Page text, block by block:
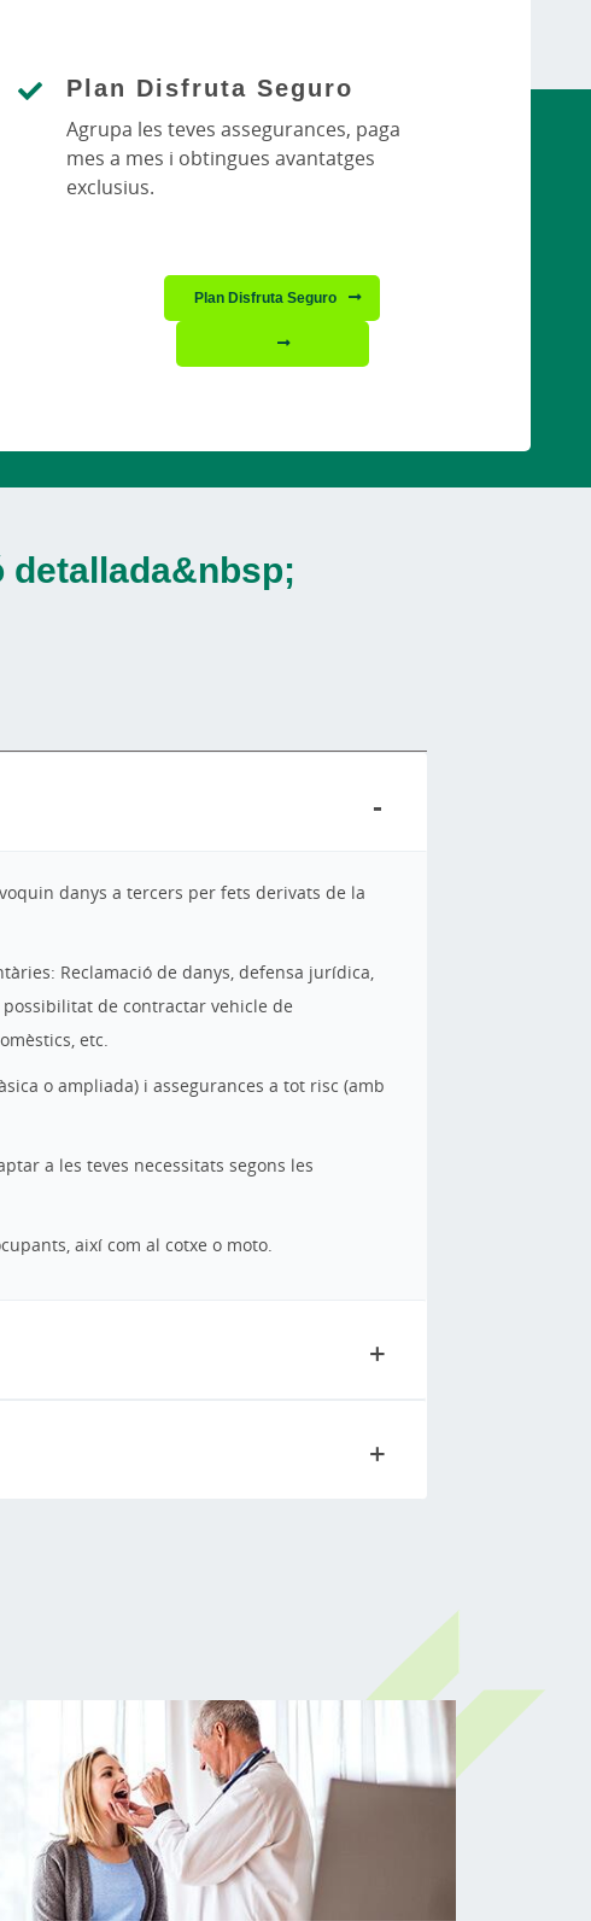
Plan Disfruta Seguro
Agrupa les teves assegurances, paga
mes a mes i obtingues avantatges
exclusius.
Plan Disfruta Seguro
danys a tercers per fets derivats de la
Reclamació de danys, defensa jurídica,
de contractar vehicle de
etc.
o ampliada) i assegurances a tot risc (amb
a les teves necessitats segons les
així com al cotxe o moto.